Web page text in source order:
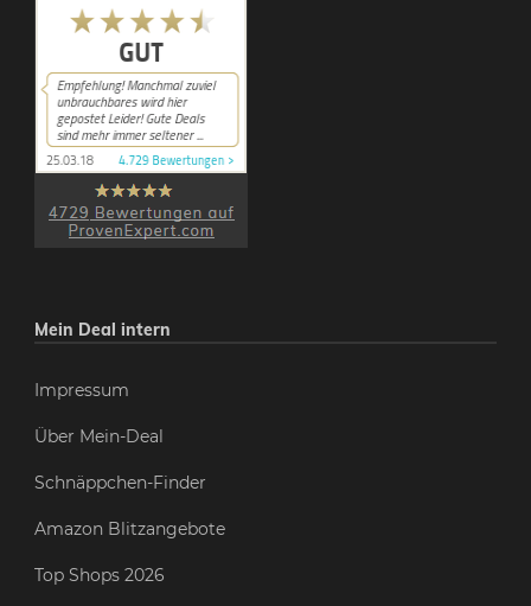
Mein Deal intern
Impressum
Über Mein-Deal
Schnäppchen-Finder
Amazon Blitzangebote
Top Shops 2026